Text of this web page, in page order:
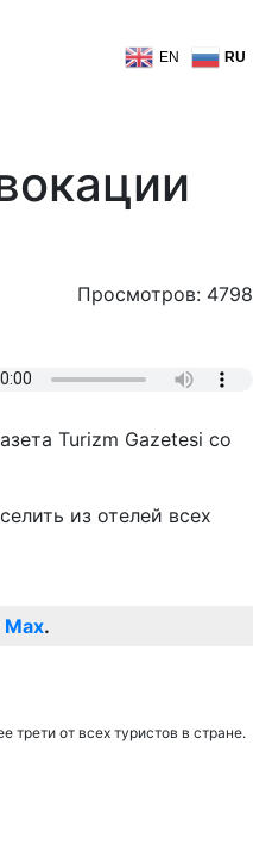
EN RU
Просмотров: 4798
Turizm Gazetesi со
из отелей всех
Max.
от всех туристов в стране.